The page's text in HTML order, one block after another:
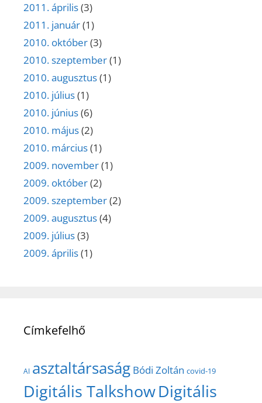
2011. április(3)
2011. január(1)
2010. október(3)
2010. szeptember(1)
2010. augusztus(1)
2010. július(1)
2010. június(6)
2010. május(2)
2010. március(1)
2009. november(1)
2009. október(2)
2009. szeptember(2)
2009. augusztus(4)
2009. július(3)
2009. április(1)
Címkefelhő
AI asztaltársaság Bódi Zoltán covid-19
Digitális TalkshowDigitális